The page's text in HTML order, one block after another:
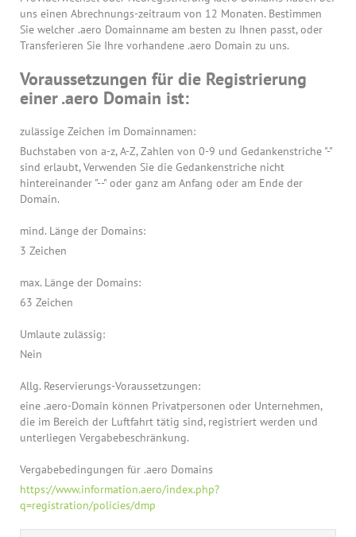
uns einen Abrechnungs-zeitraum von 12 Monaten. Bestimmen
Sie welcher .aero Domainname am besten zu Ihnen passt, oder
Transferieren Sie Ihre vorhandene .aero Domain zu uns.
Voraussetzungen für die Registrierung
einer .aero Domain ist:
zulässige Zeichen im Domainnamen:
Buchstaben von a-z, A-Z, Zahlen von 0-9 und Gedankenstriche "-"
sind erlaubt, Verwenden Sie die Gedankenstriche nicht
hintereinander "--" oder ganz am Anfang oder am Ende der
Domain.
mind. Länge der Domains:
3 Zeichen
max. Länge der Domains:
63 Zeichen
Umlaute zulässig:
Nein
Allg. Reservierungs-Voraussetzungen:
eine .aero-Domain können Privatpersonen oder Unternehmen,
die im Bereich der Luftfahrt tätig sind, registriert werden und
unterliegen Vergabebeschränkung.
Vergabebedingungen für .aero Domains
https://www.information.aero/index.php?
q=registration/policies/dmp